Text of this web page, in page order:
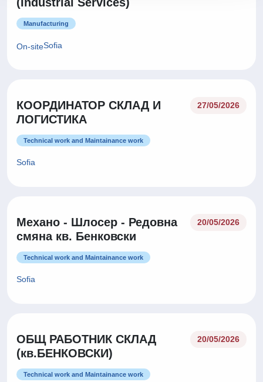
Manufacturing
On-siteSofia
КООРДИНАТОР СКЛАД И
ЛОГИСТИКА
27/05/2026
Technical work and Maintainance work
Sofia
Механо - Шлосер - Редовна
смяна кв. Бенковски
20/05/2026
Technical work and Maintainance work
Sofia
ОБЩ РАБОТНИК СКЛАД
(кв.БЕНКОВСКИ)
20/05/2026
Technical work and Maintainance work